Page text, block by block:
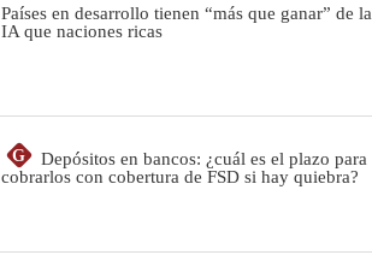
Países en desarrollo tienen “más que ganar” de la
IA que naciones ricas
G
Depósitos en bancos: ¿cuál es el plazo para
cobrarlos con cobertura de FSD si hay quiebra?